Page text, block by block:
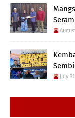
July